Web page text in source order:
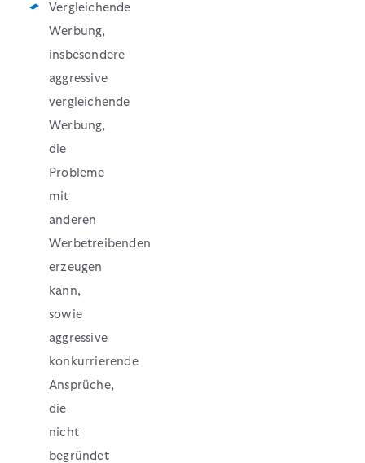
Vergleichende
Werbung,
insbesondere
aggressive
vergleichende
Werbung,
die
Probleme
mit
anderen
Werbetreibenden
erzeugen
kann,
sowie
aggressive
konkurrierende
Ansprüche,
die
nicht
begründet